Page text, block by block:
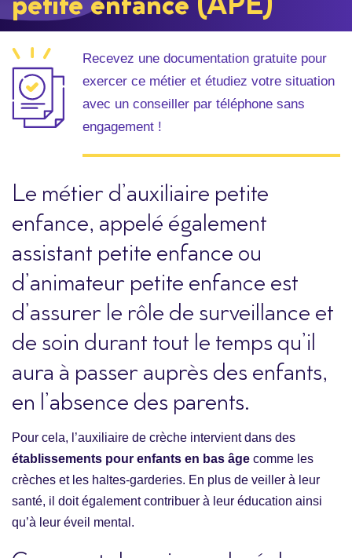
petite enfance (APE)
Recevez une documentation gratuite pour
exercer ce métier et étudiez votre situation
avec un conseiller par téléphone sans
engagement !
Le métier d’auxiliaire petite
enfance, appelé également
assistant petite enfance ou
d’animateur petite enfance est
d’assurer le rôle de surveillance et
de soin durant tout le temps qu’il
aura à passer auprès des enfants,
en l’absence des parents.
Pour cela, l’auxiliaire de crèche intervient dans des
établissements pour enfants en bas âge comme les
crèches et les haltes-garderies. En plus de veiller à leur
santé, il doit également contribuer à leur éducation ainsi
qu’à leur éveil mental.